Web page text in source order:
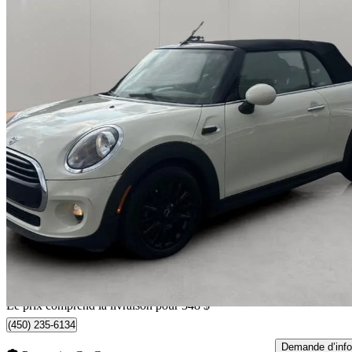
2019 MINI Cooper
Convertible FWD102 412 km
16 340 $
287 $/mois env.
Le prix comprend la livraison pour 348 $
(450) 235-6134
Demande d’info